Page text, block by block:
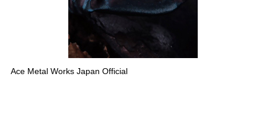
Ace Metal Works Japan Official